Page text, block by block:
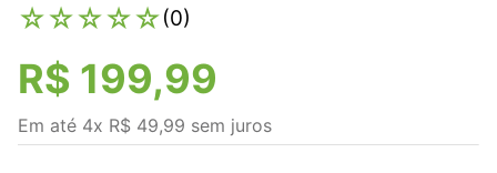
☆☆☆☆☆(0)
R$ 199,99
Em até 4x R$ 49,99 sem juros